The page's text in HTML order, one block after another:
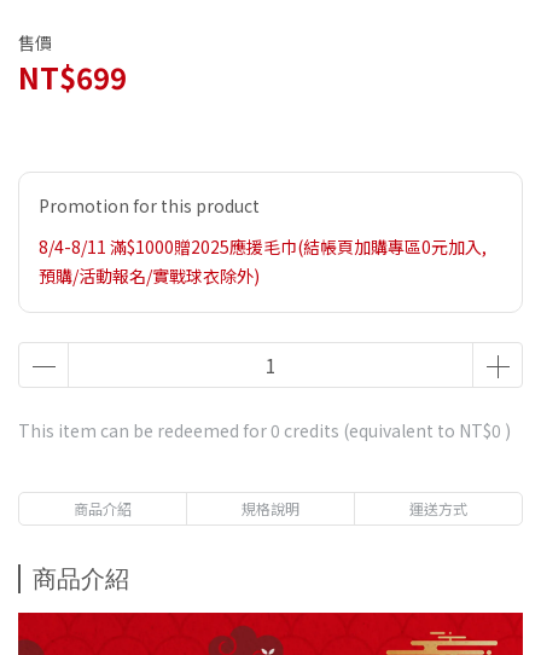
售價
NT$699
Promotion for this product
8/4-8/11 滿$1000贈2025應援毛巾(結帳頁加購專區0元加入,
預購/活動報名/實戰球衣除外)
This item can be redeemed for0 credits (equivalent to NT$0 )
商品介紹 規格說明 運送方式
商品介紹